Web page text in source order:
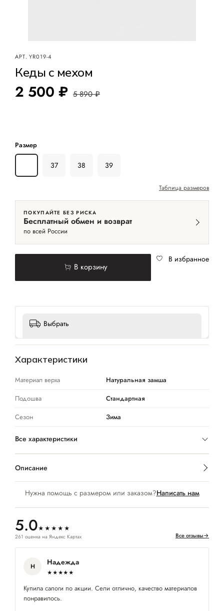
АРТ.YR019-4
Кеды с мехом
2 500 ₽ 5 890 ₽
Размер
37 38 39
Таблица размеров
ПОКУПАЙТЕ БЕЗ РИСКА
Бесплатный обмен и возврат
по всей России
В корзину
В избранное
Выбрать
Нужна помощь с размером или заказом?Написать нам
5.0★★★★★
261 оценка на Яндекс Картах Все отзывы→
Н Надежда
★★★★★
Купила сапоги по акции. Сели отлично, качество материалов
понравилось.
Характеристики
Материал верха
Натуральная замша
Подошва
Стандартная
Сезон
Зима
Все характеристики
Описание